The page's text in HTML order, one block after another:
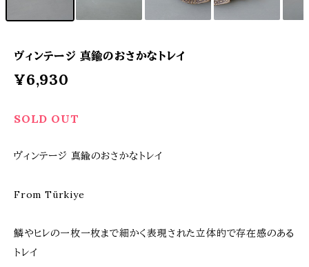
ヴィンテージ 真鍮のおさかなトレイ
¥6,930
SOLD OUT
ヴィンテージ 真鍮のおさかなトレイ
From Türkiye
鱗やヒレの一枚一枚まで細かく表現された立体的で存在感のある
トレイ